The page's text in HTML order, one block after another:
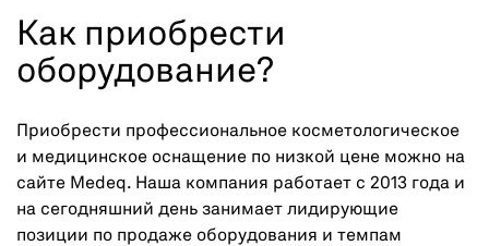
Как приобрести
оборудование?
Приобрести профессиональное косметологическое
и медицинское оснащение по низкой цене можно на
сайте Medeq. Наша компания работает с 2013 года и
на сегодняшний день занимает лидирующие
позиции по продаже оборудования и темпам